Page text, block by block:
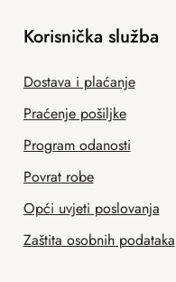
Korisnička služba
Dostava i plaćanje
Praćenje pošiljke
Program odanosti
Povrat robe
Opći uvjeti poslovanja
Zaštita osobnih podataka